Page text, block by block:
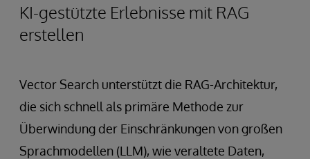
KI-gestützte Erlebnisse mit RAG
erstellen
Vector Search unterstützt die RAG-Architektur,
die sich schnell als primäre Methode zur
Überwindung der Einschränkungen von großen
Sprachmodellen (LLM), wie veraltete Daten,